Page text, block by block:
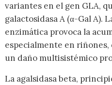
variantes en el gen GLA,
galactosidasa A (α-Gal A).
enzimática provoca la
especialmente en riñones,
un daño multisistémico
La agalsidasa beta,